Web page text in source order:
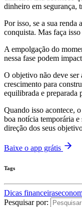
dinheiro em segurança,
Por isso, se a sua renda
conquista. Mas faça
A empolgação do
nessa fase podem
O objetivo não deve ser
crescimento para
equilibrada e preparada
Quando isso acontece,
boa notícia temporária e
direção dos seus
Baixe o app grátis
Tags
Dicas financeiras
Pesquisar por: